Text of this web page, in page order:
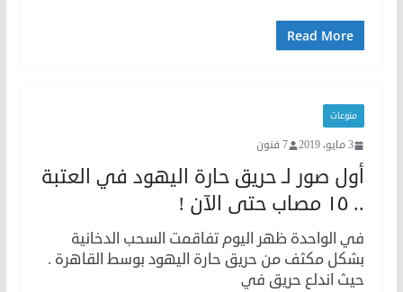
Read More
منوعات
3 مايو، 2019 7 فنون
أول صور لـ حريق حارة اليهود في العتبة
.. ١٥ مصاب حتى الآن !
في الواحدة ظهر اليوم تفاقمت السحب الدخانية
بشكل مكثف من حريق حارة اليهود بوسط القاهرة .
حيث اندلع حريق في